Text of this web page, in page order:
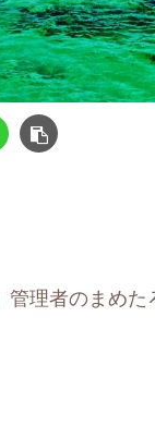
管理者のまめた